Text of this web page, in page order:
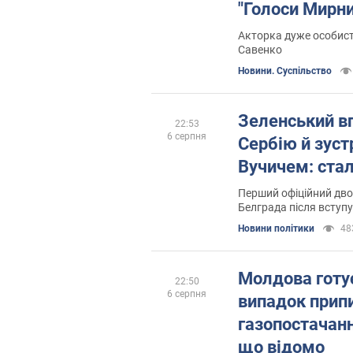
"Голоси
Акторка дуже
Савенко
Новини. Суспільство
Зеленський
Сербію й
Вучичем:
Перший офіційний
Белграда після
Новини політики
22:53
6 серпня
Молдова
випадок
що відомо
22:50
6 серпня